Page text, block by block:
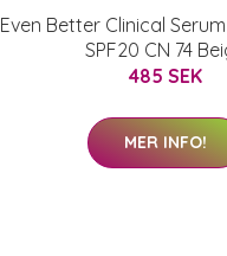
Even Better Clinical
SPF20 CN 74
485 SEK
MER INFO!